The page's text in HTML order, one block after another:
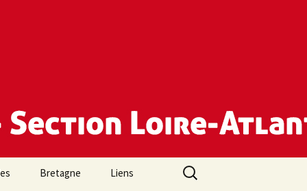
Bretagne Liens
Rechercher :